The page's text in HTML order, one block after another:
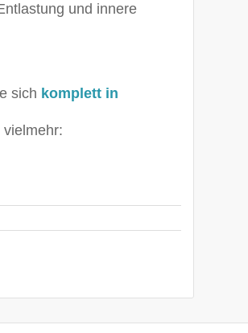
und innere
sich komplett in
vielmehr: